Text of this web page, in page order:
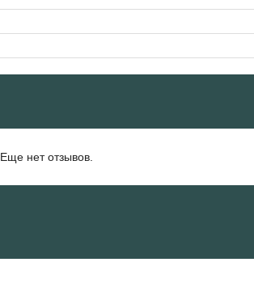
Еще нет отзывов.